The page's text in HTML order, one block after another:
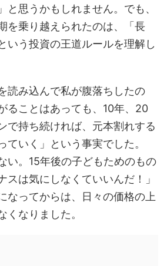
と思うかもしれません。でも、
を乗り越えられたのは、「長
いう投資の王道ルールを理解し
読み込んで私が腹落ちしたの
ることはあっても、10年、20
で持ち続ければ、元本割れする
ていく」という事実でした。
い。15年後の子どもためのもの
スは気にしなくていいんだ！」
なってからは、日々の価格の上
くなりました。